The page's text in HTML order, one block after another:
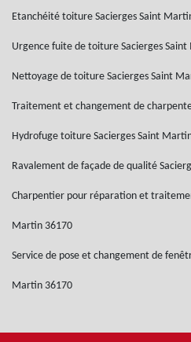
Etanchéité toiture Sacierges Saint
Urgence fuite de toiture Sacierges
Nettoyage de toiture Sacierges Saint
Traitement et changement de
Hydrofuge toiture Sacierges Saint
Ravalement de façade de qualité
Charpentier pour réparation et
Martin 36170
Service de pose et changement de
Martin 36170